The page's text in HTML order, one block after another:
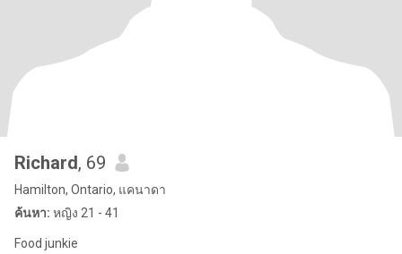
Richard, 69
Hamilton, Ontario, แคนาดา
ค้นหา: หญิง 21 - 41
Food junkie